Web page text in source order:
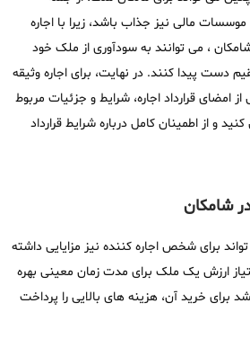
موسسات مالی نیز جذاب باشد، زیرا با اجاره
، می توانند به سودآوری از ملک خود
دست پیدا کنند. در نهایت، برای اجاره وثیقه
امضای قرارداد اجاره، شرایط و جزئیات مربوط
و از اطمینان کامل درباره شرایط قرارداد
در شامکان
برای شخص اجاره کننده نیز مزایایی داشته
ارزش یک ملک برای مدت زمان معینی بهره
برای خرید آن، هزینه های بالایی را پرداخت